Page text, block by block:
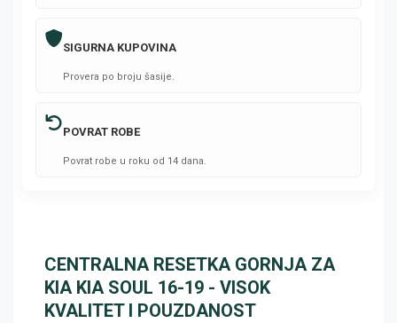
SIGURNA KUPOVINA
Provera po broju šasije.
POVRAT ROBE
Povrat robe u roku od 14 dana.
CENTRALNA RESETKA GORNJA ZA
KIA KIA SOUL 16-19 - VISOK
KVALITET I POUZDANOST